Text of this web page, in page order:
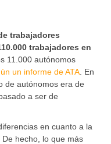
trabajadores
trabajadores en
11.000 autónomos
un informe de ATA . En
de autónomos era de
a ser de
en cuanto a la
hecho, lo que más